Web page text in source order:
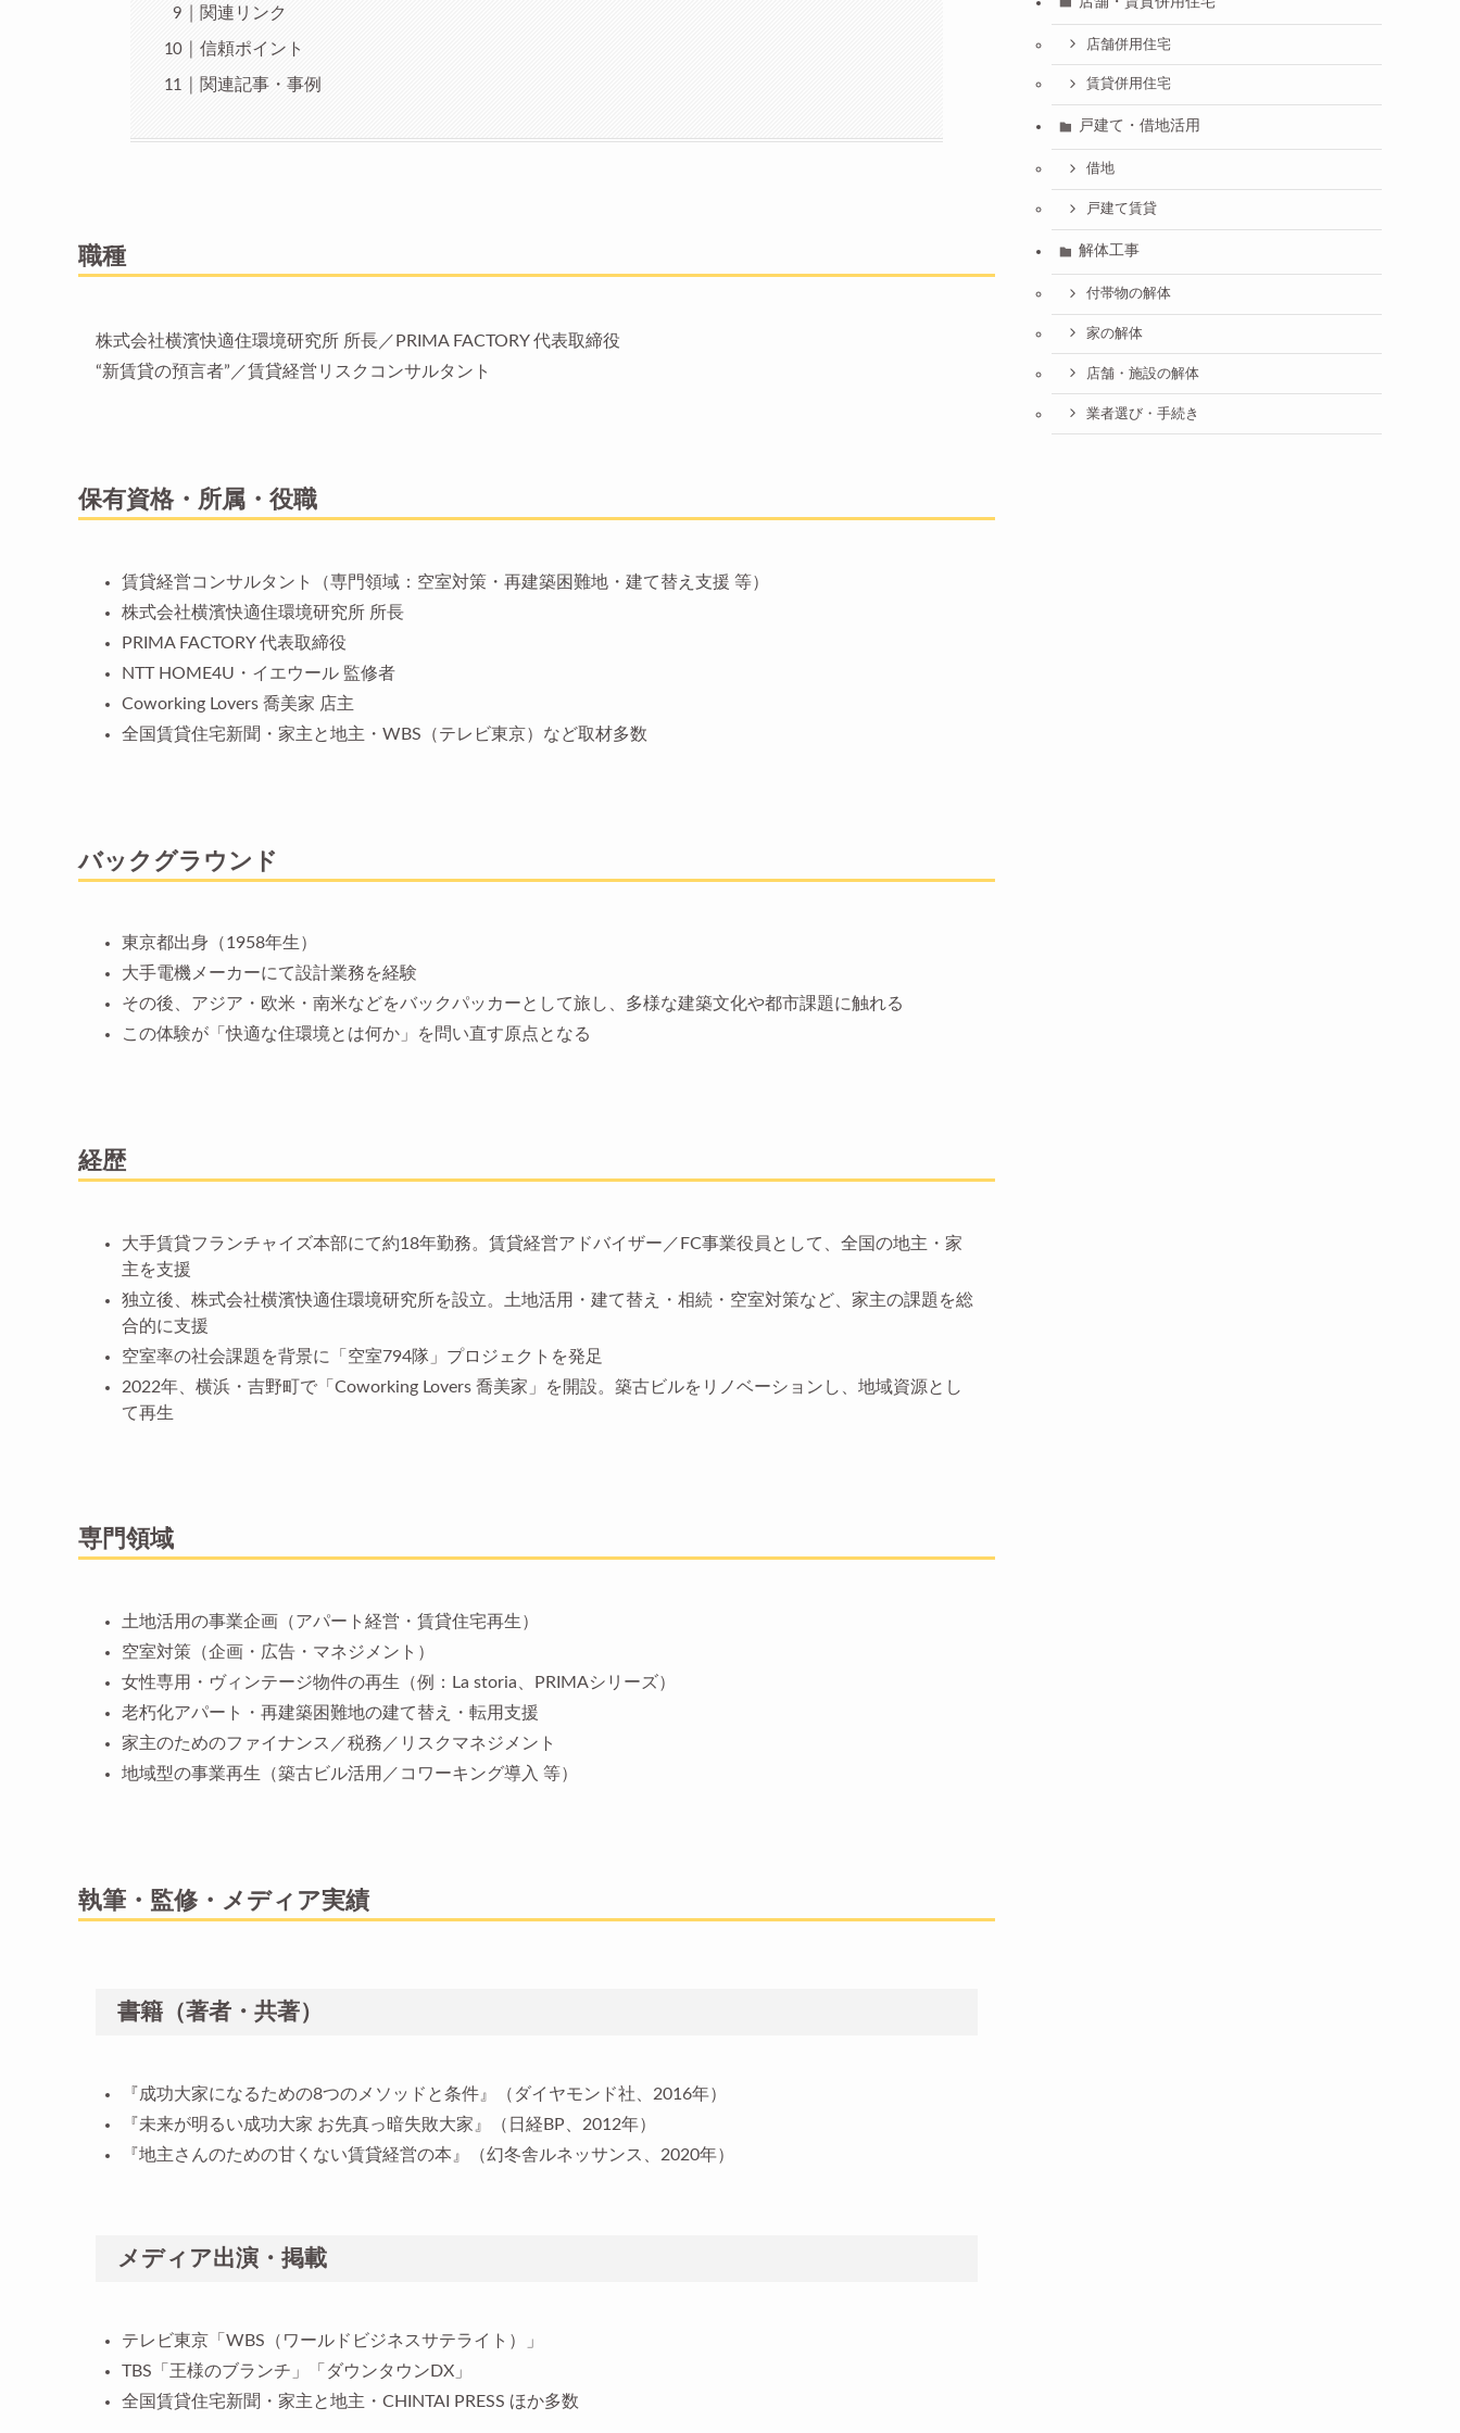
関連リンク
信頼ポイント
関連記事・事例
職種
株式会社横濱快適住環境研究所 所長／PRIMA FACTORY 代表取締役
“新賃貸の預言者”／賃貸経営リスクコンサルタント
保有資格・所属・役職
賃貸経営コンサルタント（専門領域：空室対策・再建築困難地・建て替え支援 等）
株式会社横濱快適住環境研究所 所長
PRIMA FACTORY 代表取締役
NTT HOME4U・イエウール 監修者
Coworking Lovers 喬美家 店主
全国賃貸住宅新聞・家主と地主・WBS（テレビ東京）など取材多数
バックグラウンド
東京都出身（1958年生）
大手電機メーカーにて設計業務を経験
その後、アジア・欧米・南米などをバックパッカーとして旅し、多様な建築文化や都市課題に触れる
この体験が「快適な住環境とは何か」を問い直す原点となる
経歴
大手賃貸フランチャイズ本部にて約18年勤務。賃貸経営アドバイザー／FC事業役員として、全国の地主・家
主を支援
独立後、株式会社横濱快適住環境研究所を設立。土地活用・建て替え・相続・空室対策など、家主の課題を総
合的に支援
空室率の社会課題を背景に「空室794隊」プロジェクトを発足
2022年、横浜・吉野町で「Coworking Lovers 喬美家」を開設。築古ビルをリノベーションし、地域資源とし
て再生
専門領域
土地活用の事業企画（アパート経営・賃貸住宅再生）
空室対策（企画・広告・マネジメント）
女性専用・ヴィンテージ物件の再生（例：La storia、PRIMAシリーズ）
老朽化アパート・再建築困難地の建て替え・転用支援
家主のためのファイナンス／税務／リスクマネジメント
地域型の事業再生（築古ビル活用／コワーキング導入 等）
執筆・監修・メディア実績
書籍（著者・共著）
『成功大家になるための8つのメソッドと条件』（ダイヤモンド社、2016年）
『未来が明るい成功大家 お先真っ暗失敗大家』（日経BP、2012年）
『地主さんのための甘くない賃貸経営の本』（幻冬舎ルネッサンス、2020年）
メディア出演・掲載
テレビ東京「WBS（ワールドビジネスサテライト）」
TBS「王様のブランチ」「ダウンタウンDX」
全国賃貸住宅新聞・家主と地主・CHINTAI PRESS ほか多数
店舗併用住宅
賃貸併用住宅
戸建て・借地活用
借地
戸建て賃貸
解体工事
付帯物の解体
家の解体
店舗・施設の解体
業者選び・手続き